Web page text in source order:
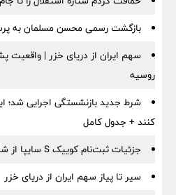
بازگشت رسمی محسن مسلمان به
سهم ایران از دریای خزر | واقعیت
روسیه
کنند + جدول کامل
جزئیات ثبت‌نام کوییک S سایپا از شنبه ۱۷ مرداد + جدول شرایط
سیر تا پیاز سهم ایران از دریای خزر